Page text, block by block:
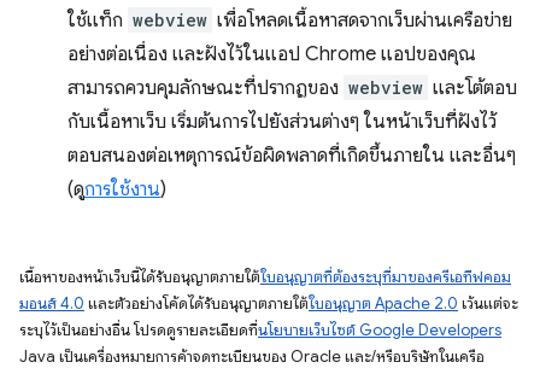
ใช้แท็ก webview เพื่อโหลดเนื้อหาสดจากเว็บผ่านเครือข่าย
อย่างต่อเนื่อง และฝังไว้ในแอป Chrome แอปของคุณ
สามารถควบคุมลักษณะที่ปรากฏของ webview และโต้ตอบ
กับเนื้อหาเว็บ เริ่มต้นการไปยังส่วนต่างๆ ในหน้าเว็บที่ฝังไว้
ตอบสนองต่อเหตุการณ์ข้อผิดพลาดที่เกิดขึ้นภายใน และอื่นๆ
(ดูการใช้งาน)
เนื้อหาของหน้าเว็บนี้ได้รับอนุญาตภายใต้ใบอนุญาตที่ต้องระบุที่มาของครีเอทีฟคอม
มอนส์ 4.0 และตัวอย่างโค้ดได้รับอนุญาตภายใต้ใบอนุญาต Apache 2.0 เว้นแต่จะ
ระบุไว้เป็นอย่างอื่น โปรดดูรายละเอียดที่นโยบายเว็บไซต์ Google Developers
Java เป็นเครื่องหมายการค้าจดทะเบียนของ Oracle และ/หรือบริษัทในเครือ